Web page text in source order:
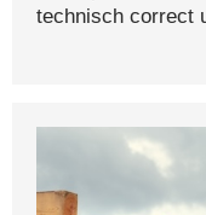
technisch correct